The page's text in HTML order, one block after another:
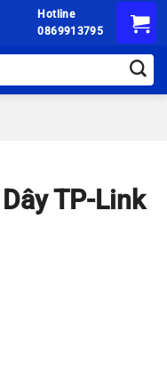
Hotline
0869913795
TP-Link